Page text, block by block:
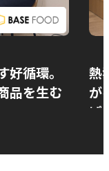
循環。
品を生む
熱
が
ぱ